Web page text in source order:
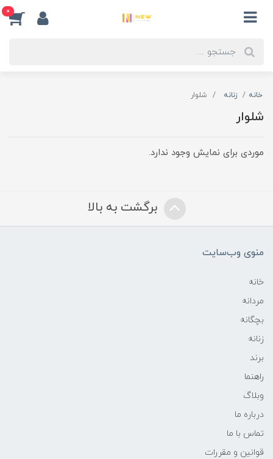
0
خانه زنانه شلوار
شلوار
موردی برای نمایش وجود ندارد.
برگشت به بالا
منوی وب‌سایت
خانه
مردانه
بچگانه
زنانه
برند
راهنما
وبلاگ
درباره ما
تماس با ما
قوانین و مقررات